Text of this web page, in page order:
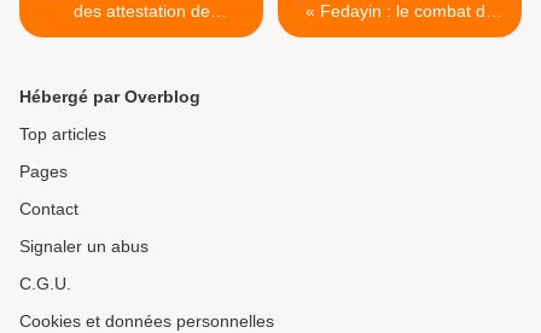
des attestation de
circulation et justificatif de
« Fedayin : le combat de
Georges Abdallah » >
Hébergé par Overblog
Top articles
Pages
Contact
Signaler un abus
C.G.U.
Cookies et données personnelles